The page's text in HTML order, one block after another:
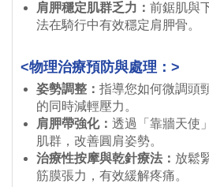
肩胛穩定肌群乏力： 前鋸肌與
法在騎行中有效穩定肩胛骨。
<物理治療預防與處理：>
姿勢調整： 指導您如何微調頭
的同時減輕壓力。
肩胛帶強化： 透過「靠牆天使
肌群，改善圓肩姿勢。
治療性按摩與乾針療法： 放鬆
筋膜張力，有效緩解疼痛。